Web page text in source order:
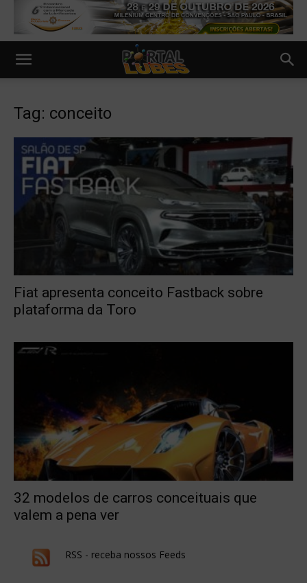
Tag: conceito
Fiat apresenta conceito Fastback sobre
plataforma da Toro
32 modelos de carros conceituais que
valem a pena ver
RSS - receba nossos Feeds